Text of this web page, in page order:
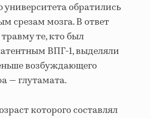
университета обратились
срезам мозга. В ответ
те, кто был
ВПГ-1, выделяли
возбуждающего
— глутамата.
которого составлял